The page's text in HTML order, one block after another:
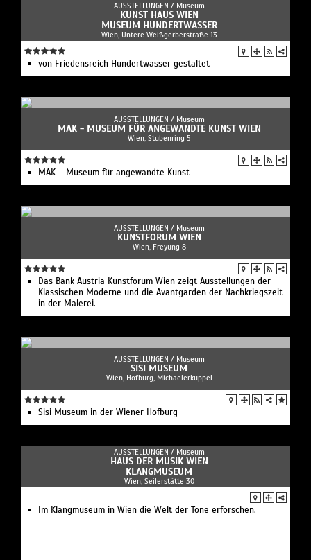
AUSSTELLUNGEN / Museum
KUNST HAUS WIEN
MUSEUM HUNDERTWASSER
Wien, Untere Weißgerberstraße 13
von Friedensreich Hundertwasser gestaltet
AUSSTELLUNGEN / Museum
MAK - MUSEUM FÜR ANGEWANDTE KUNST WIEN
Wien, Stubenring 5
MAK – Museum für angewandte Kunst
AUSSTELLUNGEN / Museum
KUNSTFORUM WIEN
Wien, Freyung 8
Das Bank Austria Kunstforum Wien zeigt Ausstellungen der
Klassischen Moderne und die Avantgarden der Nachkriegszeit
in der Malerei.
AUSSTELLUNGEN / Museum
SISI MUSEUM
Wien, Hofburg, Michaelerkuppel
Sisi Museum in der Wiener Hofburg
AUSSTELLUNGEN / Museum
HAUS DER MUSIK WIEN
KLANGMUSEUM
Wien, Seilerstätte 30
Im Klangmuseum in Wien die Welt der Töne erforschen.